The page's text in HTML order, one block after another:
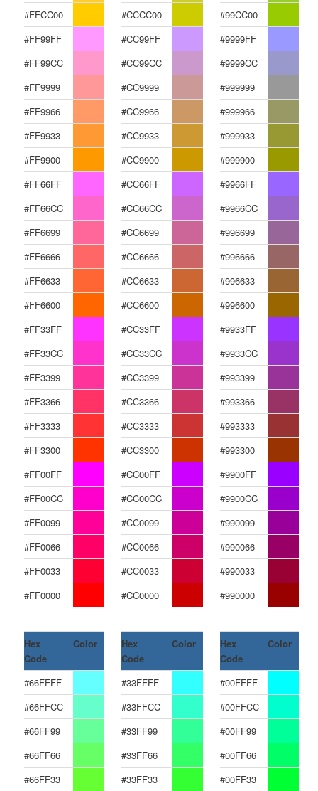
#FFCC00
#FF99FF
#FF99CC
#FF9999
#FF9966
#FF9933
#FF9900
#FF66FF
#FF66CC
#FF6699
#FF6666
#FF6633
#FF6600
#FF33FF
#FF33CC
#FF3399
#FF3366
#FF3333
#FF3300
#FF00FF
#FF00CC
#FF0099
#FF0066
#FF0033
#FF0000
Hex
Code
Color
#66FFFF
#66FFCC
#66FF99
#66FF66
#66FF33
#CCCC00
#CC99FF
#CC99CC
#CC9999
#CC9966
#CC9933
#CC9900
#CC66FF
#CC66CC
#CC6699
#CC6666
#CC6633
#CC6600
#CC33FF
#CC33CC
#CC3399
#CC3366
#CC3333
#CC3300
#CC00FF
#CC00CC
#CC0099
#CC0066
#CC0033
#CC0000
Hex
Code
Color
#33FFFF
#33FFCC
#33FF99
#33FF66
#33FF33
#99CC00
#9999FF
#9999CC
#999999
#999966
#999933
#999900
#9966FF
#9966CC
#996699
#996666
#996633
#996600
#9933FF
#9933CC
#993399
#993366
#993333
#993300
#9900FF
#9900CC
#990099
#990066
#990033
#990000
Hex
Code
Color
#00FFFF
#00FFCC
#00FF99
#00FF66
#00FF33